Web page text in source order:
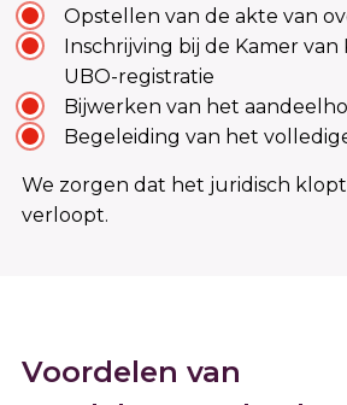
Opstellen van de akte van
Inschrijving bij de Kamer
UBO-registratie
Bijwerken van het
Begeleiding van het
We zorgen dat het juridisch klopt
verloopt.
Voordelen van